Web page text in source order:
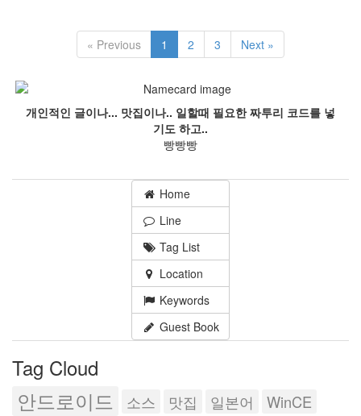
« Previous 1 2 3 Next »
개인적인 글이나... 맛집이나.. 일할때 필요한 짜투리 코드를 넣
기도 하고..
빵빵빵
Home
Line
Tag List
Location
Keywords
Guest Book
Tag Cloud
안드로이드 소스 맛집 일본어
WinCE